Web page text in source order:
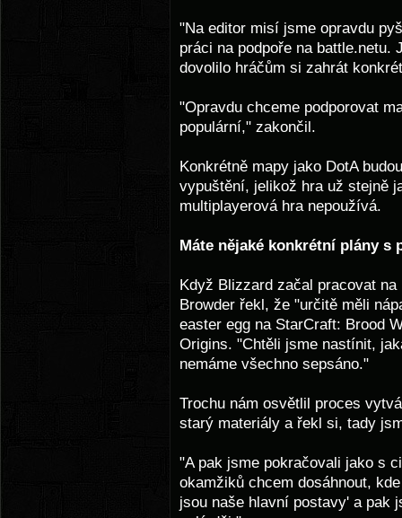
"Na editor misí jsme opravdu
práci na podpoře na
dovolilo hráčům si zahrát
"Opravdu chceme podporovat
populární," zakončil.
Konkrétně mapy jako DotA
vypuštění, jelikož hra už stejně
multiplayerová hra nepoužívá.
Máte nějaké konkrétní plány s
Když Blizzard začal pracovat
Browder řekl, že "určitě měli
easter egg na StarCraft: Brood
Origins. "Chtěli jsme nastínit,
nemáme všechno sepsáno."
Trochu nám osvětlil proces
starý materiály a řekl si, tady
"A pak jsme pokračovali jako s
okamžiků chcem dosáhnout,
jsou naše hlavní postavy' a pak